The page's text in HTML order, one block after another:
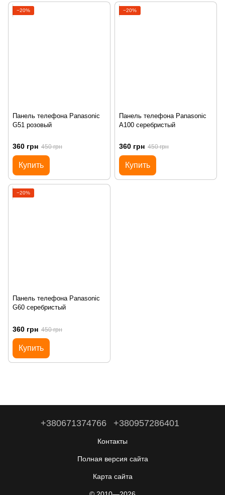
−20%
Панель телефона Panasonic
G51 розовый
360 грн 450 грн
Купить
−20%
Панель телефона Panasonic
A100 серебристый
360 грн 450 грн
Купить
−20%
Панель телефона Panasonic
G60 серебристый
360 грн 450 грн
Купить
+380671374766 +380957286401
Контакты
Полная версия сайта
Карта сайта